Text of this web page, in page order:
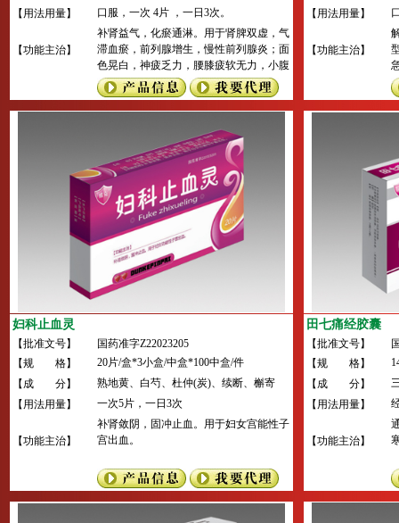
【用法用量】
口服，一次 4片 ，一日3次。
【功能主治】
补肾益气，化瘀通淋。用于肾脾双虚，气
滞血瘀，前列腺增生，慢性前列腺炎；面
色晃白，神疲乏力，腰膝疲软无力，小腹
坠胀，小便不爽，点滴不出，或尿频、尿
急、尿道涩痛。
【用法用量】
【功能主治】
妇科止血灵
【批准文号】
国药准字Z22023205
【规 格】
20片/盒*3小盒/中盒*100中盒/件
【成 分】
熟地黄、白芍、杜仲(炭)、续断、槲寄
生、山药、五味子、牡蛎（煅）、海螵
【用法用量】 一次5片，一日3次
【功能主治】
补肾敛阴，固冲止血。用于妇女宫能性子
宫出血。
田七痛经胶囊
【批准文号】
【规 格】
【成 分】
【用法用量】
【功能主治】